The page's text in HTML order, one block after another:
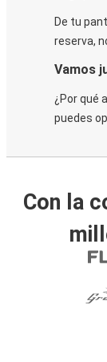
De tu
reserva,
Vamos
¿Por qué
puedes
Con la